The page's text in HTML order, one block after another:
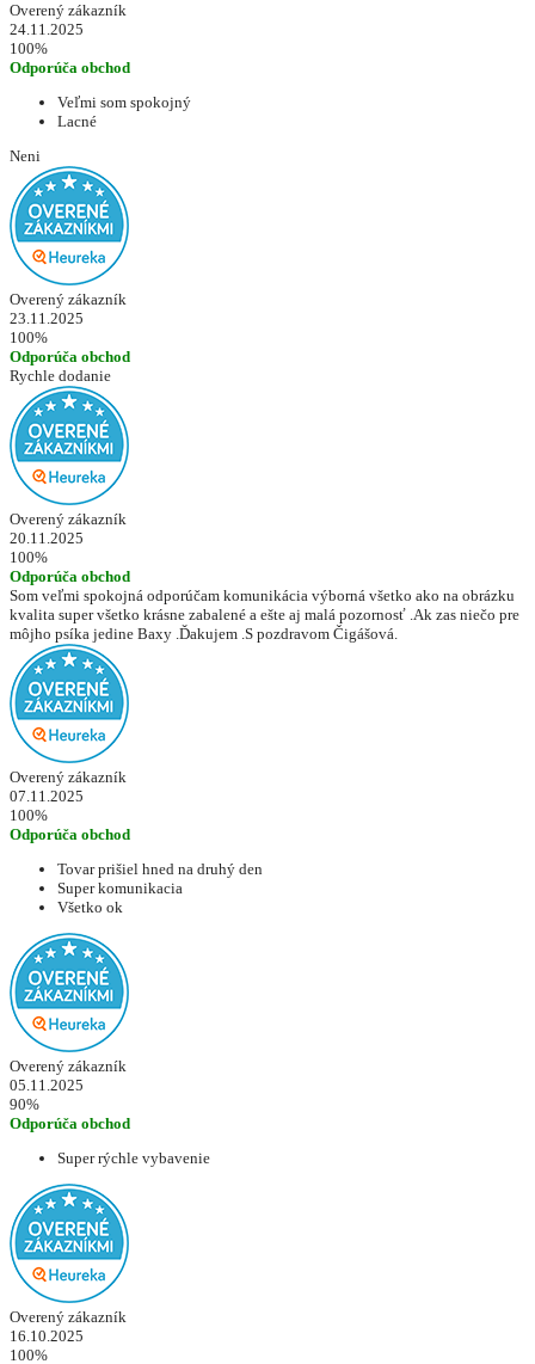
Overený zákazník
24.11.2025
100%
Odporúča obchod
Veľmi som spokojný
Lacné
Neni
Overený zákazník
23.11.2025
100%
Odporúča obchod
Rychle dodanie
Overený zákazník
20.11.2025
100%
Odporúča obchod
Som veľmi spokojná odporúčam komunikácia výborná všetko ako na obrázku
kvalita super všetko krásne zabalené a ešte aj malá pozornosť .Ak zas niečo pre
môjho psíka jedine Baxy .Ďakujem .S pozdravom Čigášová.
Overený zákazník
07.11.2025
100%
Odporúča obchod
Tovar prišiel hned na druhý den
Super komunikacia
Všetko ok
Overený zákazník
05.11.2025
90%
Odporúča obchod
Super rýchle vybavenie
Overený zákazník
16.10.2025
100%